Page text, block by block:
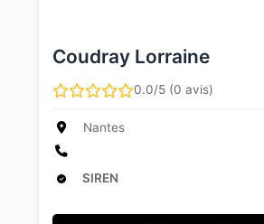
Coudray Lorraine
0.0/5 (0 avis)
Nantes
SIREN